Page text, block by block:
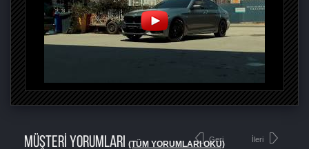
MÜŞTERİ YORUMLARI (TÜM YORUMLARI OKU)
Geri İleri